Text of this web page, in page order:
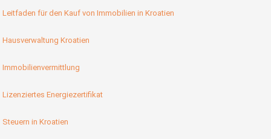
Leitfaden für den Kauf von Immobilien in Kroatien
Hausverwaltung Kroatien
Immobilienvermittlung
Lizenziertes Energiezertifikat
Steuern in Kroatien